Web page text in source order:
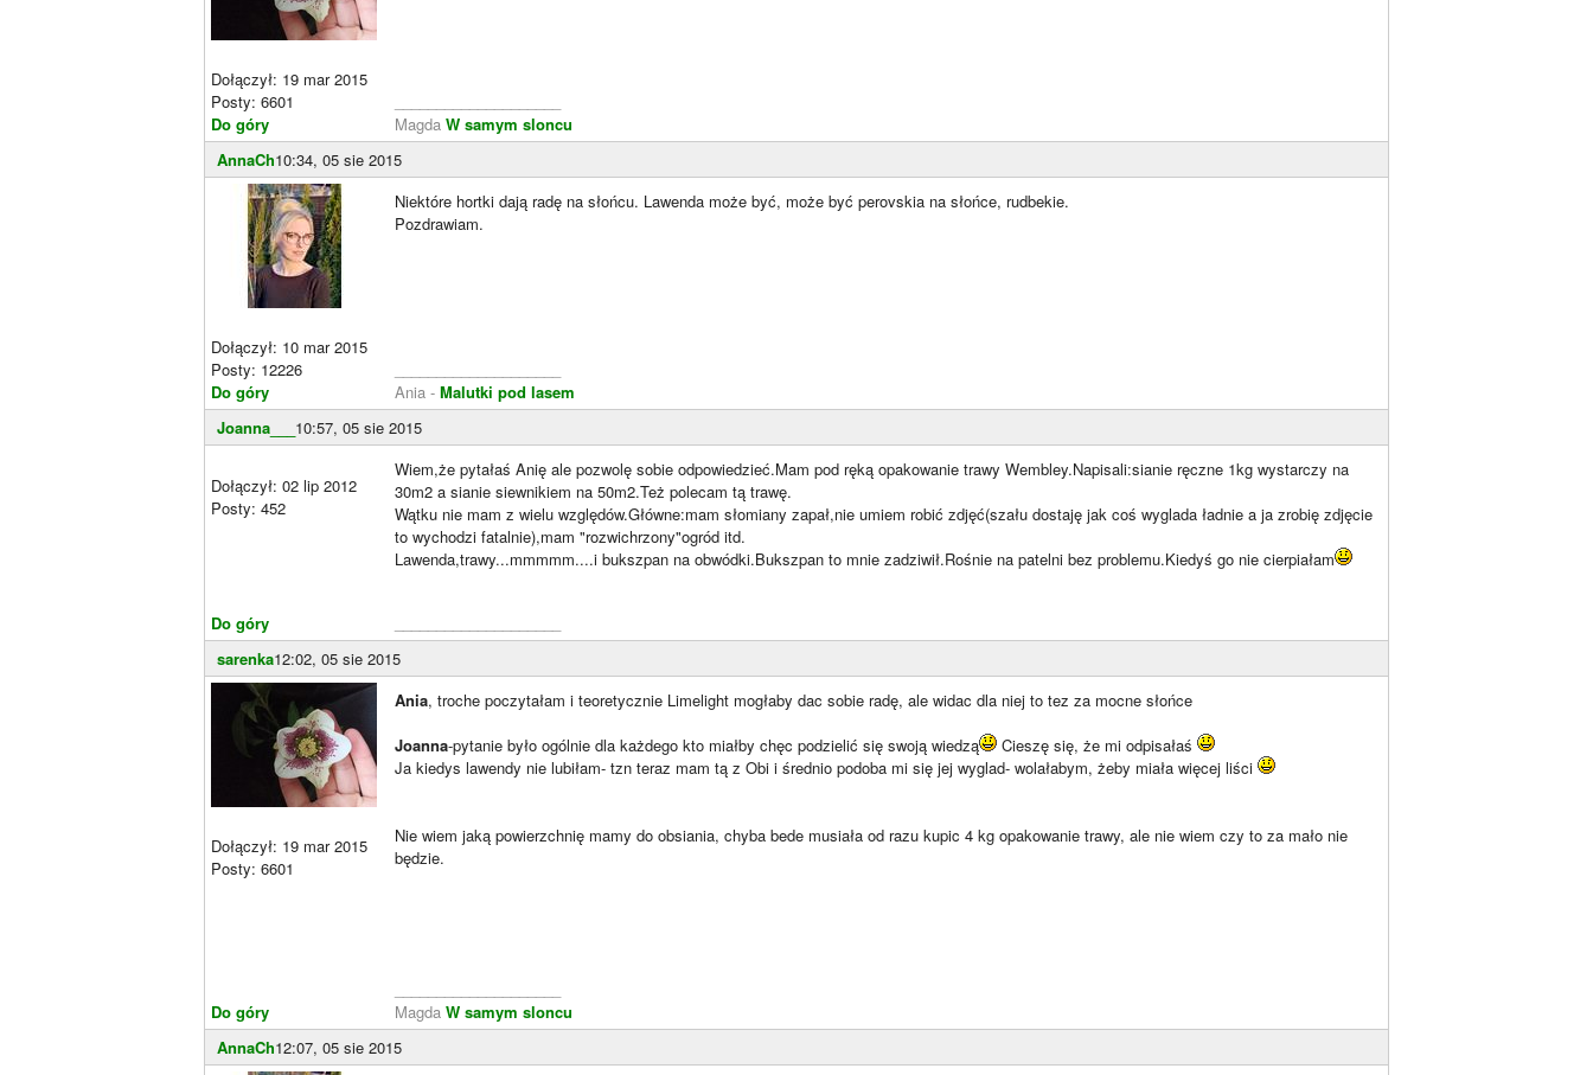
Dołączył: 19 mar 2015
Posty: 6601
Do góry
Magda W samym sloncu
AnnaCh10:34, 05 sie 2015
Dołączył: 10 mar 2015
Posty: 12226
Do góry
Niektóre hortki dają radę na słońcu. Lawenda może być, może być perovskia na słońce, rudbekie.
Pozdrawiam.
Ania - Malutki pod lasem
Joanna___ 10:57, 05 sie 2015
Dołączył: 02 lip 2012
Posty: 452
Do góry
Wiem,że pytałaś Anię ale pozwolę sobie odpowiedzieć.Mam pod ręką opakowanie trawy Wembley.Napisali:sianie ręczne 1kg wystarczy na
30m2 a sianie siewnikiem na 50m2.Też polecam tą trawę.
Wątku nie mam z wielu względów.Główne:mam słomiany zapał,nie umiem robić zdjęć(szału dostaję jak coś wyglada ładnie a ja zrobię zdjęcie
to wychodzi fatalnie),mam "rozwichrzony"ogród itd.
Lawenda,trawy...mmmmm....i bukszpan na obwódki.Bukszpan to mnie zadziwił.Rośnie na patelni bez problemu.Kiedyś go nie cierpiałam
sarenka12:02, 05 sie 2015
Dołączył: 19 mar 2015
Posty: 6601
Do góry
Ania, troche poczytałam i teoretycznie Limelight mogłaby dac sobie radę, ale widac dla niej to tez za mocne słońce
Joanna-pytanie było ogólnie dla każdego kto miałby chęc podzielić się swoją wiedzą
Cieszę się, że mi odpisałaś
Ja kiedys lawendy nie lubiłam- tzn teraz mam tą z Obi i średnio podoba mi się jej wyglad- wolałabym, żeby miała więcej liści
Nie wiem jaką powierzchnię mamy do obsiania, chyba bede musiała od razu kupic 4 kg opakowanie trawy, ale nie wiem czy to za mało nie
będzie.
Magda W samym sloncu
AnnaCh12:07, 05 sie 2015